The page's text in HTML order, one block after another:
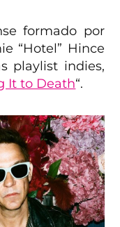
formado por
“Hotel” Hince
playlist indies,
It to Death“.